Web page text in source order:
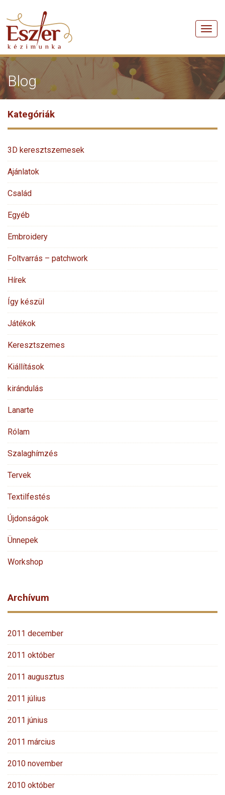
Menü
Blog
Kategóriák
3D keresztszemesek
Ajánlatok
Család
Egyéb
Embroidery
Foltvarrás – patchwork
Hírek
Így készül
Játékok
Keresztszemes
Kiállítások
kirándulás
Lanarte
Rólam
Szalaghímzés
Tervek
Textilfestés
Újdonságok
Ünnepek
Workshop
Archívum
2011 december
2011 október
2011 augusztus
2011 július
2011 június
2011 március
2010 november
2010 október